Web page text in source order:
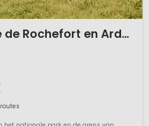
BoerenBed Ferme de Rochefort en Ardenne